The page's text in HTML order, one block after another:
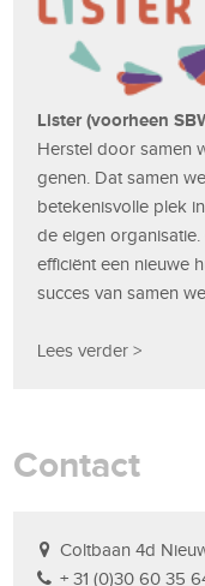
Lister (voorheen
Herstel door samen
genen. Dat samen
betekenisvolle plek
de eigen
efficiënt een nieuwe
succes van samen
Lees verder >
Contact
Coltbaan 4d
+ 31 (0)30 60 35